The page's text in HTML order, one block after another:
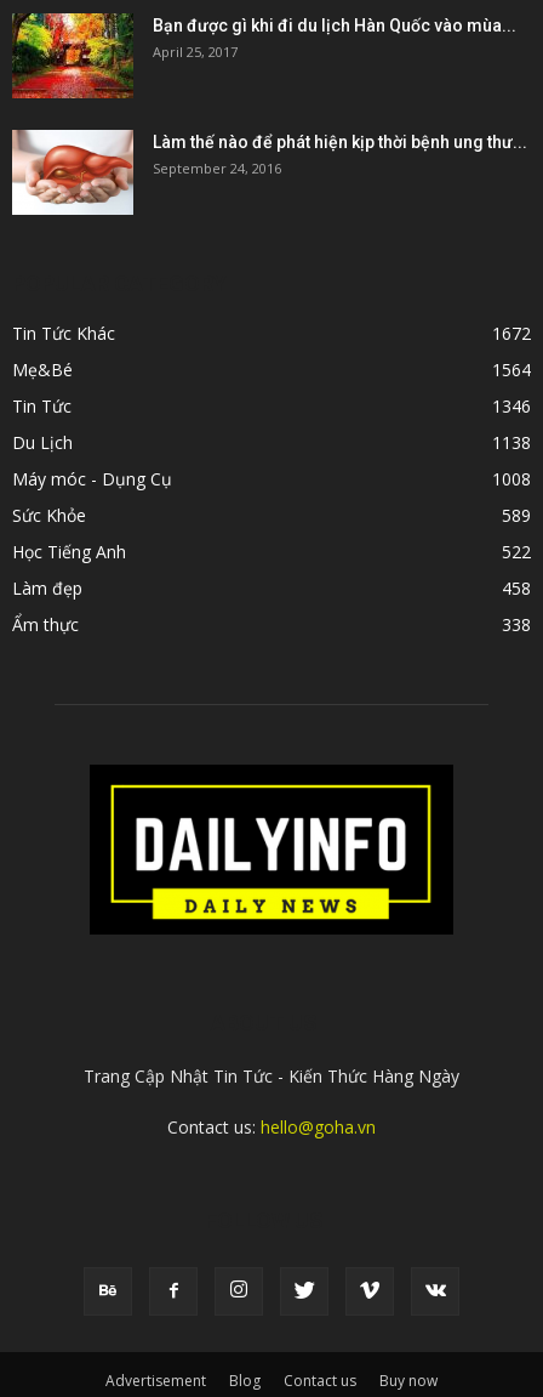
Bạn được gì khi đi du lịch Hàn Quốc vào mùa...
April 25, 2017
Làm thế nào để phát hiện kịp thời bệnh ung thư...
September 24, 2016
Tin Tức Khác
1672
Mẹ&Bé
1564
Tin Tức
1346
Du Lịch
1138
Máy móc - Dụng Cụ
1008
Sức Khỏe
589
Học Tiếng Anh
522
Làm đẹp
458
Ẩm thực
338
Trang Cập Nhật Tin Tức - Kiến Thức Hàng Ngày
Contact us: hello@goha.vn
Advertisement Blog Contact us Buy now